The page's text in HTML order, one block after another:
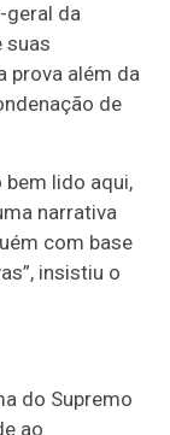
geral da
suas
prova além da
de
lido aqui,
narrativa
com base
insistiu o
do Supremo
ao